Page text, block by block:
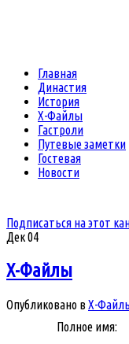
Главная
Династия
История
Х-Файлы
Гастроли
Путевые заметки
Гостевая
Новости
Подписаться на этот
Дек04
Х-Файлы
Опубликовано в Х-
Полное имя: